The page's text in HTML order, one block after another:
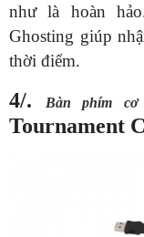
như là hoàn
Ghosting giúp
thời điểm.
4/. Bàn phím
Tournament